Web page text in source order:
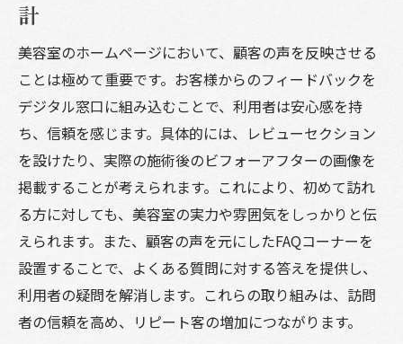
計
美容室のホームページにおいて、顧客の声を反映させる
ことは極めて重要です。お客様からのフィードバックを
デジタル窓口に組み込むことで、利用者は安心感を持
ち、信頼を感じます。具体的には、レビューセクション
を設けたり、実際の施術後のビフォーアフターの画像を
掲載することが考えられます。これにより、初めて訪れ
る方に対しても、美容室の実力や雰囲気をしっかりと伝
えられます。また、顧客の声を元にしたFAQコーナーを
設置することで、よくある質問に対する答えを提供し、
利用者の疑問を解消します。これらの取り組みは、訪問
者の信頼を高め、リピート客の増加につながります。